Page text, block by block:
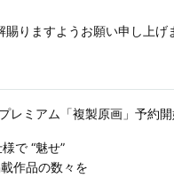
りますようお願い申し上げ
ミアム「複製原画」予約
で “魅せ”
作品の数々を